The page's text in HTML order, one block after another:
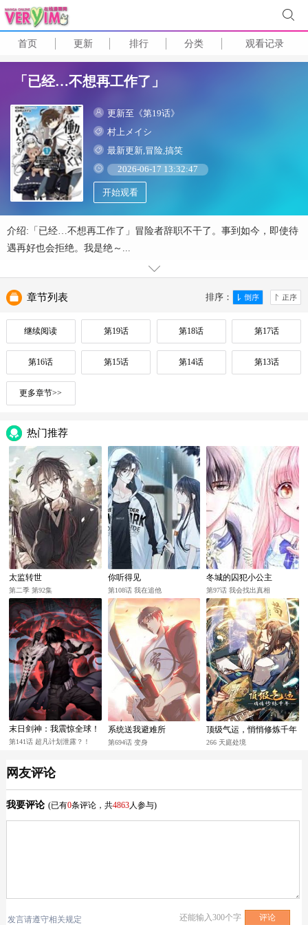
首页 更新 排行 分类 观看记录
「已经…不想再工作了」
更新至《第19话》
村上メイシ
最新更新,冒险,搞笑
2026-06-17 13:32:47
开始观看
介绍:「已经…不想再工作了」冒险者辞职不干了。事到如今，即使待
遇再好也会拒绝。我是绝～...
排序：
章节列表
继续阅读 第19话 第18话 第17话
第16话 第15话 第14话 第13话
更多章节>>
热门推荐
太监转世
第二季 第92集
你听得见
第108话 我在追他
冬城的囚犯小公主
第97话 我会找出真相
末日剑神：我震惊全球！
第141话 超凡计划泄露？！
系统送我避难所
第694话 变身
顶级气运，悄悄修炼千年
266 天庭处境
网友评论
我要评论 (已有0条评论，共4863人参与)
发言请遵守相关规定 还能输入300个字